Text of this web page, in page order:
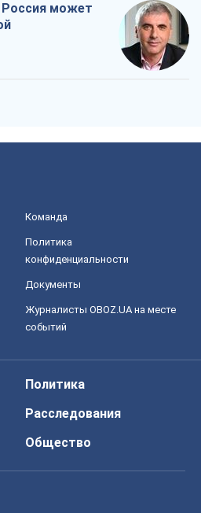
Россия может
Команда
Политика
конфиденциальности
Документы
Журналисты OBOZ.UA на месте
событий
Политика
Расследования
Общество